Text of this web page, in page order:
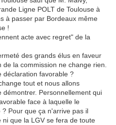
Ligne POLT de Toulouse à
à passer par Bordeaux même
!
acte avec regret" de la
des grands élus en faveur
la commission ne change rien.
déclaration favorable ?
tout et nous allons
Personnellement qui
face à laquelle le
Pour que ça n'arrive pas il
que la LGV se fera de toute